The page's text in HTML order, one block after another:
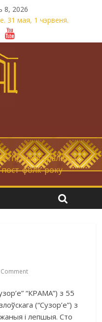
8, 2026
31 мая, 1 чэрвеня.
балюча нараджаецца
магістральны
пост-фолк-року
“КРАМА”) з 55
(“Сузор’е”) з
і лепшыя. Сто